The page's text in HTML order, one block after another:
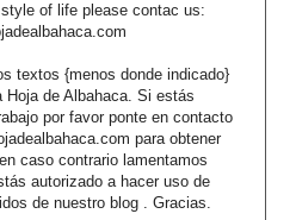
of life please contac us:
textos {menos donde indicado}
Hoja de Albahaca. Si estás
por favor ponte en contacto
para obtener
caso contrario lamentamos
autorizado a hacer uso de
de nuestro blog . Gracias.